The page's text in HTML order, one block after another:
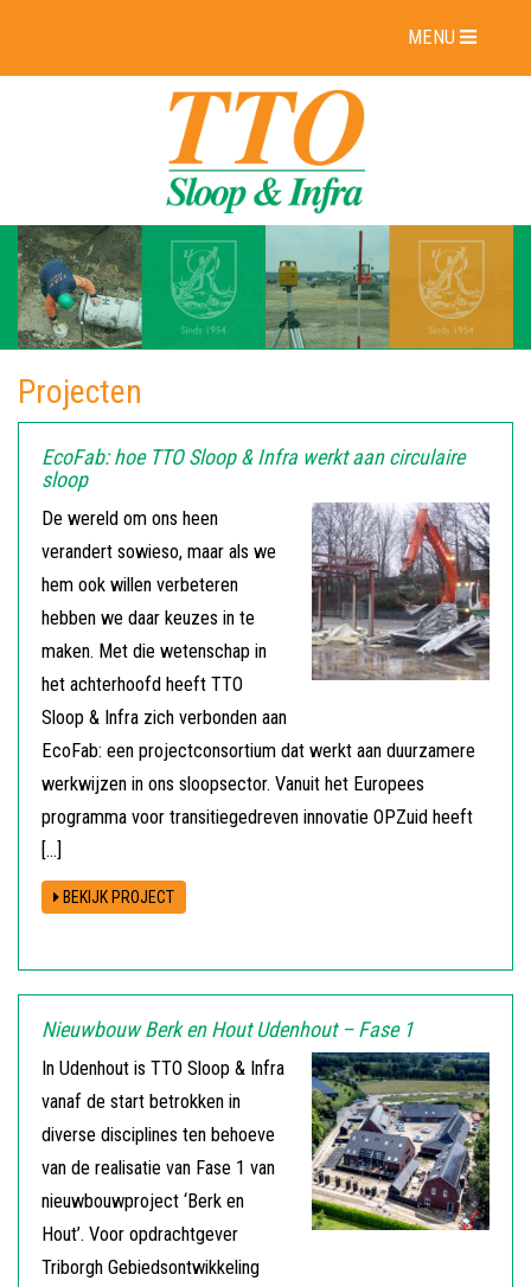
MENU
Projecten
EcoFab: hoe TTO Sloop & Infra werkt aan circulaire
sloop
De wereld om ons heen
verandert sowieso, maar als we
hem ook willen verbeteren
hebben we daar keuzes in te
maken. Met die wetenschap in
het achterhoofd heeft TTO
Sloop & Infra zich verbonden aan
EcoFab: een projectconsortium dat werkt aan duurzamere
werkwijzen in ons sloopsector. Vanuit het Europees
programma voor transitiegedreven innovatie OPZuid heeft
[…]
BEKIJK PROJECT
Nieuwbouw Berk en Hout Udenhout – Fase 1
In Udenhout is TTO Sloop & Infra
vanaf de start betrokken in
diverse disciplines ten behoeve
van de realisatie van Fase 1 van
nieuwbouwproject ‘Berk en
Hout’. Voor opdrachtgever
Triborgh Gebiedsontwikkeling